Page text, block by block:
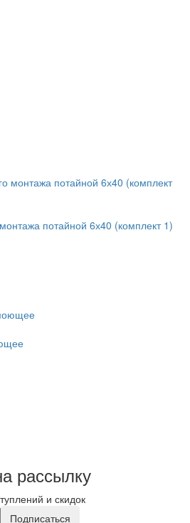
потайной 6х40 (комплект 1)
рассылку
и скидок
Подписаться